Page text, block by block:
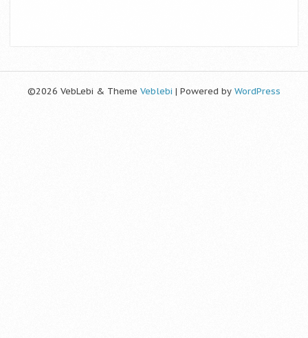
©2026 VebLebi & Theme Veblebi | Powered by WordPress